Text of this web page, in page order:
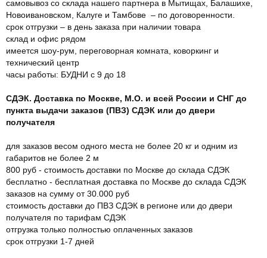
самовывоз со склада нашего партнера в Мытищах, Балашихе,
Новоивановском, Калуге и Тамбове – по договоренности.
срок отгрузки – в день заказа при наличии товара
склад и офис рядом
имеется шоу-рум, переговорная комната, коворкинг и
технический центр
часы работы: БУДНИ с 9 до 18
СДЭК. Доставка по Москве, М.О. и всей России и СНГ до
пункта выдачи заказов (ПВЗ) СДЭК или до двери
получателя
для заказов весом одного места не более 20 кг и одним из
габаритов не более 2 м
800 руб - стоимость доставки по Москве до склада СДЭК
бесплатно - бесплатная доставка по Москве до склада СДЭК
заказов на сумму от 30.000 руб
стоимость доставки до ПВЗ СДЭК в регионе или до двери
получателя по тарифам СДЭК
отгрузка только полностью оплаченных заказов
срок отгрузки 1-7 дней